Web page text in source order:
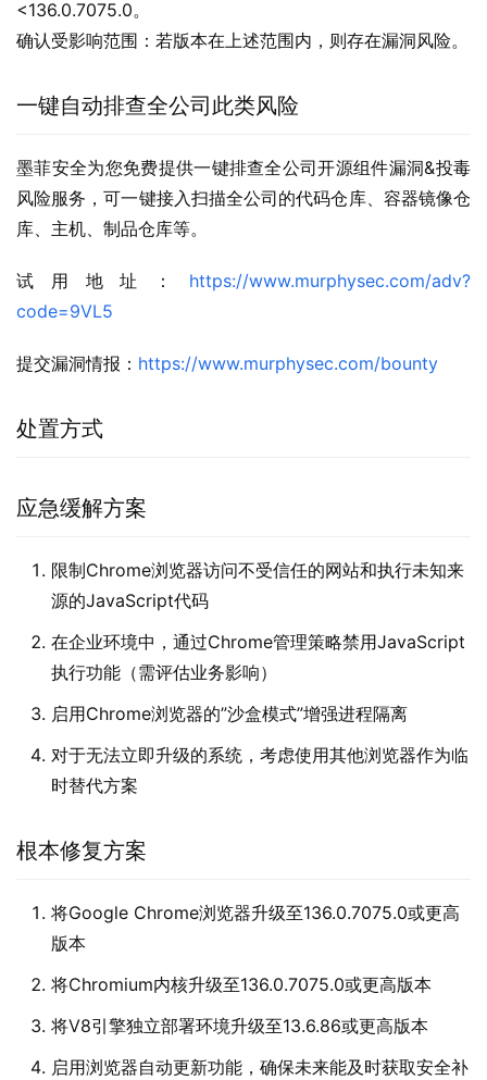
<136.0.7075.0。
确认受影响范围：若版本在上述范围内，则存在漏洞风险。
一键自动排查全公司此类风险
墨菲安全为您免费提供一键排查全公司开源组件漏洞&投毒
风险服务，可一键接入扫描全公司的代码仓库、容器镜像仓
库、主机、制品仓库等。
试用地址： https://www.murphysec.com/adv?
code=9VL5
提交漏洞情报： https://www.murphysec.com/bounty
处置方式
应急缓解方案
限制Chrome浏览器访问不受信任的网站和执行未知来
源的JavaScript代码
在企业环境中，通过Chrome管理策略禁用JavaScript
执行功能（需评估业务影响）
启用Chrome浏览器的”沙盒模式”增强进程隔离
对于无法立即升级的系统，考虑使用其他浏览器作为临
时替代方案
根本修复方案
将Google Chrome浏览器升级至136.0.7075.0或更高
版本
将Chromium内核升级至136.0.7075.0或更高版本
将V8引擎独立部署环境升级至13.6.86或更高版本
启用浏览器自动更新功能，确保未来能及时获取安全补